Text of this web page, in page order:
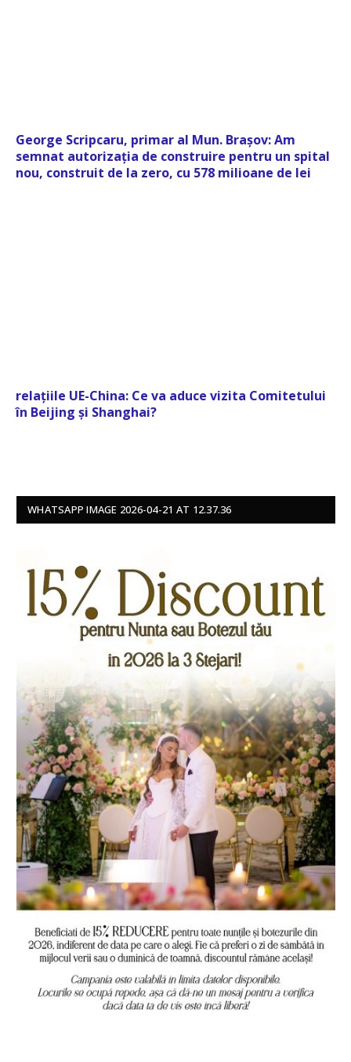
George Scripcaru, primar al Mun. Brașov: Am
semnat autorizația de construire pentru un spital
nou, construit de la zero, cu 578 milioane de lei
relațiile UE-China: Ce va aduce vizita Comitetului
în Beijing și Shanghai?
WHATSAPP IMAGE 2026-04-21 AT 12.37.36